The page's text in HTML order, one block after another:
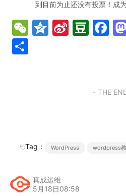
到目前为止还没有投票！成
W Q
Si D
a
F
b
- THE
Tag： WordPress wordpress
真成运维
5月18日08:58